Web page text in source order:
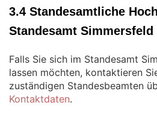
3.4 Standesamtliche
Standesamt Simmersfeld
Falls Sie sich im Standesamt
lassen möchten, kontaktieren
zuständigen Standesbeamten
Kontaktdaten.